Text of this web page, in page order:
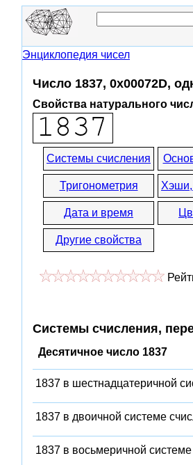
Энциклопедия чисел
Число 1837, 0x00072D,
Свойства натурального
Системы счисления
Тригонометрия Хэши,
Дата и время
Другие свойства
Системы счисления,
Десятичное число 1837
1837 в шестнадцатеричной
1837 в двоичной системе
1837 в восьмеричной